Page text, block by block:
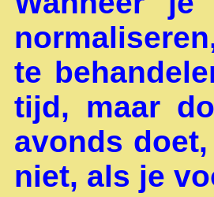
te
tijd, maar
avonds
niet, als je